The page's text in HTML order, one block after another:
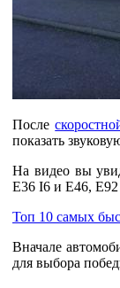
После
показать
На видео вы
Е36 I6 и E46,
Топ 10 самых
Вначале
для выбора